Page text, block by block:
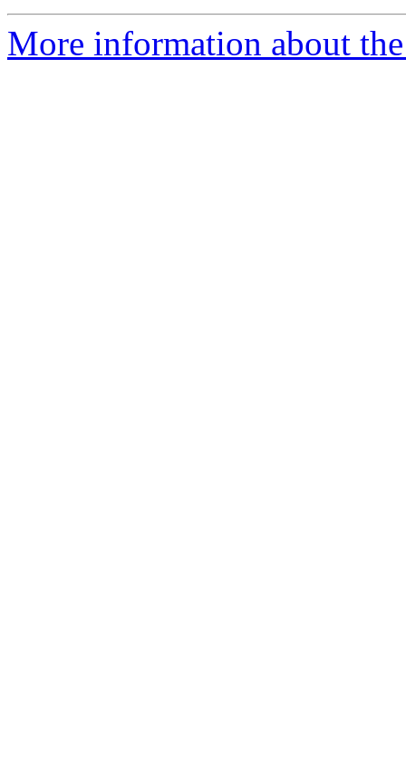
More information about